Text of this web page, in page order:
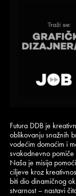
Futura DDB je
oblikovanju snažnih
vodećim domaćim i
svakodnevno
Naša je misija
ciljeve kroz
biti dio dinamičnog
stvarnost – nastavi